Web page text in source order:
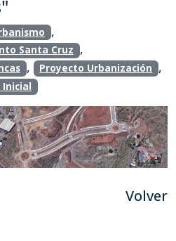
,
Santa Cruz ,
, Proyecto Urbanización ,
Inicial
Volver